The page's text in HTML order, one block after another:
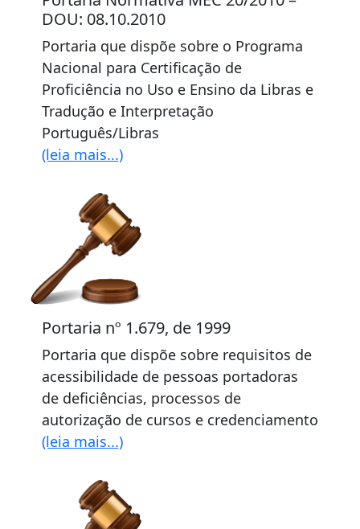
DOU: 08.10.2010
Portaria que dispõe sobre o Programa
Nacional para Certificação de
Proficiência no Uso e Ensino da Libras e
Tradução e Interpretação
Português/Libras
(leia mais...)
Portaria nº 1.679, de 1999
Portaria que dispõe sobre requisitos de
acessibilidade de pessoas portadoras
de deficiências, processos de
autorização de cursos e credenciamento
(leia mais...)